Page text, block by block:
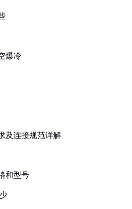
爆冷
及连接规范详解
和型号